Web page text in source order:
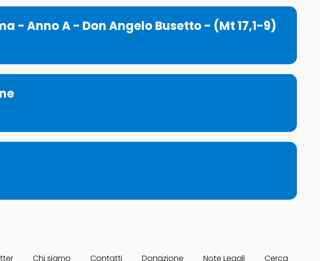
- Anno A - Don Angelo Busetto - (Mt 17,1-9)
Chi siamo Contatti Donazione Note Legali Cerca